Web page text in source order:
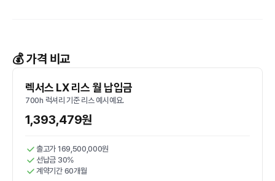
💰 가격 비교
렉서스 LX 리스 월 납입금
700h 럭셔리 기준 리스 예시예요.
1,393,479원
출고가 169,500,000원
선납금 30%
계약기간 60개월